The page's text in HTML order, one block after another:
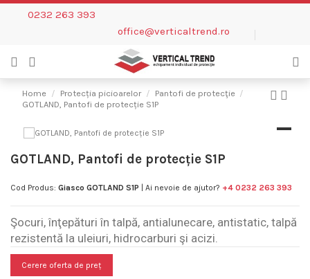
0232 263 393
office@verticaltrend.ro
Home Protecția picioarelor
Pantofi de protecţie
GOTLAND, Pantofi de protecție S1P
GOTLAND, Pantofi de protecție S1P
Cod Produs: Giasco GOTLAND S1P | Ai nevoie de ajutor? +4 0232 263 393
Şocuri, înţepături în talpă, antialunecare, antistatic, talpă
rezistentă la uleiuri, hidrocarburi şi acizi.
Cerere oferta de preț